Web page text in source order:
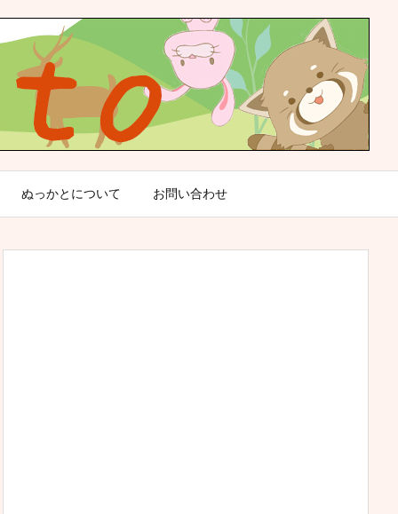
ぬっかとについて お問い合わせ